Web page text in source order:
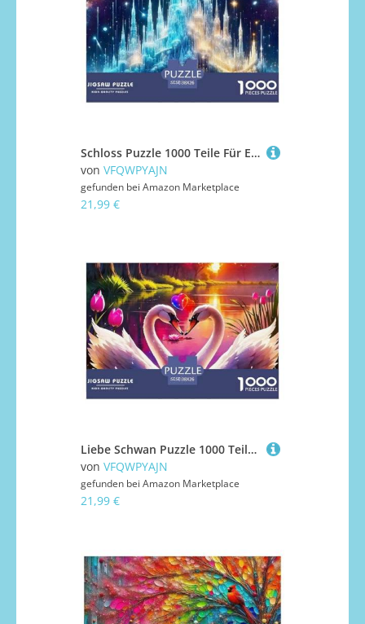
Schloss Puzzle 1000 Teile Für Erwachsene Kinder Puzzles-Geschenk Impossible Game 38x26cm/1000pcs
von VFQWPYAJN
gefunden bei Amazon Marketplace
21,99 €
Liebe Schwan Puzzle 1000 Teile Liebe Schwan Für Erwachsene Und Kinder Clevere Rätsel Impossible Game 38x26cm/1000pcs
von VFQWPYAJN
gefunden bei Amazon Marketplace
21,99 €